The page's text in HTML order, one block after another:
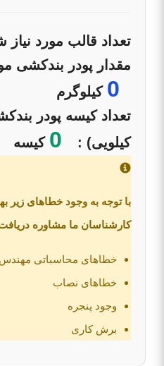
تعداد قالب مورد نیاز
مقدار پودر بندکشی
0 کیلوگرم
کیلویی) :
0 کیسه
با توجه به وجود خطاهای زیر
کارشناسان ما مشاوره
خطاهای محاسباتی مهندس
خطاهای نصاب
وجود پنجره
برش کاری